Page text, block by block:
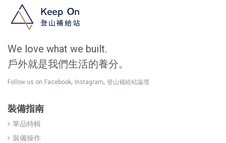
We love what we built.
戶外就是我們生活的養分。
Follow us on Facebook, Instagram, 登山補給站論壇
裝備指南
單品特輯
裝備操作